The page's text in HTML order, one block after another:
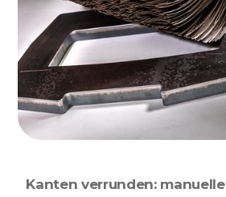
Kanten verrunden: manuelle